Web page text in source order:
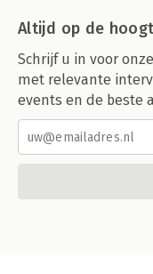
Altijd op de
Schrijf u in voor
met relevante
events en de beste